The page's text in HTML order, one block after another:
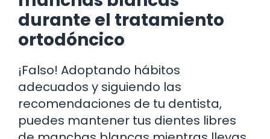
durante el tratamiento
ortodóncico
¡Falso! Adoptando hábitos
adecuados y siguiendo las
recomendaciones de tu dentista,
puedes mantener tus dientes libres